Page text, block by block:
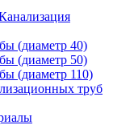
(диаметр 40)
(диаметр 50)
(диаметр 110)
труб